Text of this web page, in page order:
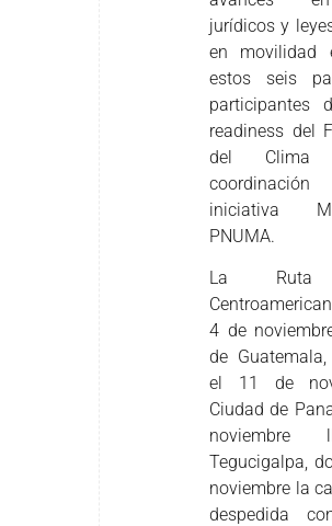
jurídicos y
en movilidad
estos seis
participantes
readiness del
del
iniciativa
PNUMA.
La Ruta
4 de
de
el 11 de
Ciudad de
noviembre
Tegucigalpa,
noviembre la
despedida